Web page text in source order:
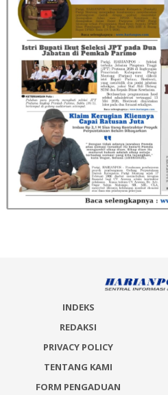
INDEKS
REDAKSI
PRIVACY POLICY
TENTANG KAMI
FORM PENGADUAN